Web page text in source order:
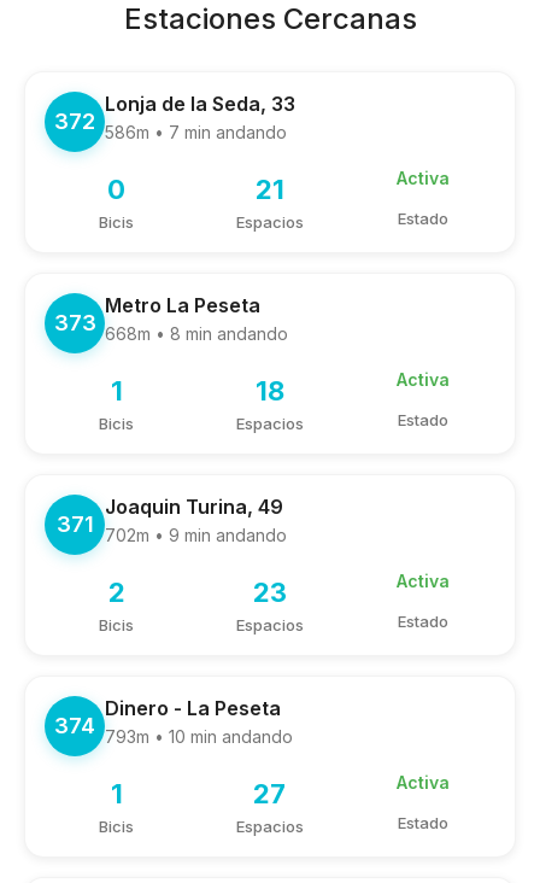
Estaciones Cercanas
372
Lonja de la Seda, 33
586m • 7 min andando
0
Bicis
21
Espacios
Activa
Estado
373
Metro La Peseta
668m • 8 min andando
1
Bicis
18
Espacios
Activa
Estado
371
Joaquin Turina, 49
702m • 9 min andando
2
Bicis
23
Espacios
Activa
Estado
374
Dinero - La Peseta
793m • 10 min andando
1
Bicis
27
Espacios
Activa
Estado